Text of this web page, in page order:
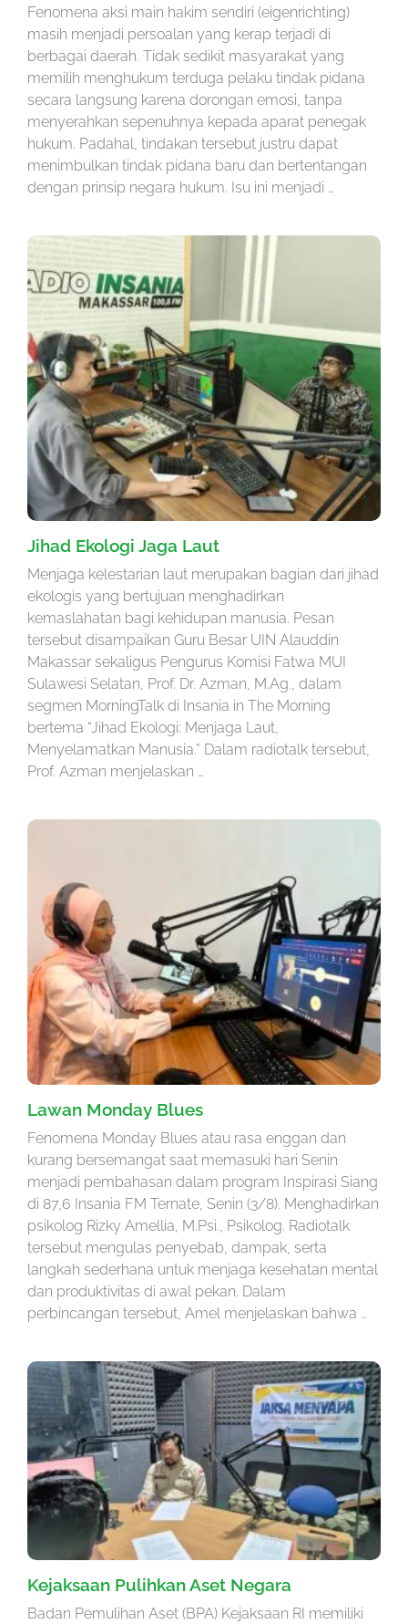
Fenomena aksi main hakim sendiri (eigenrichting)
masih menjadi persoalan yang kerap terjadi di
berbagai daerah. Tidak sedikit masyarakat yang
memilih menghukum terduga pelaku tindak pidana
secara langsung karena dorongan emosi, tanpa
menyerahkan sepenuhnya kepada aparat penegak
hukum. Padahal, tindakan tersebut justru dapat
menimbulkan tindak pidana baru dan bertentangan
dengan prinsip negara hukum. Isu ini menjadi …
Jihad Ekologi Jaga Laut
Menjaga kelestarian laut merupakan bagian dari jihad
ekologis yang bertujuan menghadirkan
kemaslahatan bagi kehidupan manusia. Pesan
tersebut disampaikan Guru Besar UIN Alauddin
Makassar sekaligus Pengurus Komisi Fatwa MUI
Sulawesi Selatan, Prof. Dr. Azman, M.Ag., dalam
segmen MorningTalk di Insania in The Morning
bertema “Jihad Ekologi: Menjaga Laut,
Menyelamatkan Manusia.” Dalam radiotalk tersebut,
Prof. Azman menjelaskan …
Lawan Monday Blues
Fenomena Monday Blues atau rasa enggan dan
kurang bersemangat saat memasuki hari Senin
menjadi pembahasan dalam program Inspirasi Siang
di 87,6 Insania FM Ternate, Senin (3/8). Menghadirkan
psikolog Rizky Amellia, M.Psi., Psikolog. Radiotalk
tersebut mengulas penyebab, dampak, serta
langkah sederhana untuk menjaga kesehatan mental
dan produktivitas di awal pekan. Dalam
perbincangan tersebut, Amel menjelaskan bahwa …
Kejaksaan Pulihkan Aset Negara
Badan Pemulihan Aset (BPA) Kejaksaan RI memiliki